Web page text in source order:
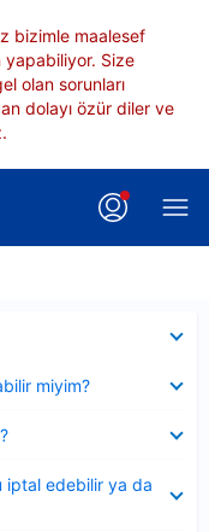
bizimle maalesef
yapabiliyor. Size
olan sorunları
dolayı özür diler ve
miyim?
iptal edebilir ya da